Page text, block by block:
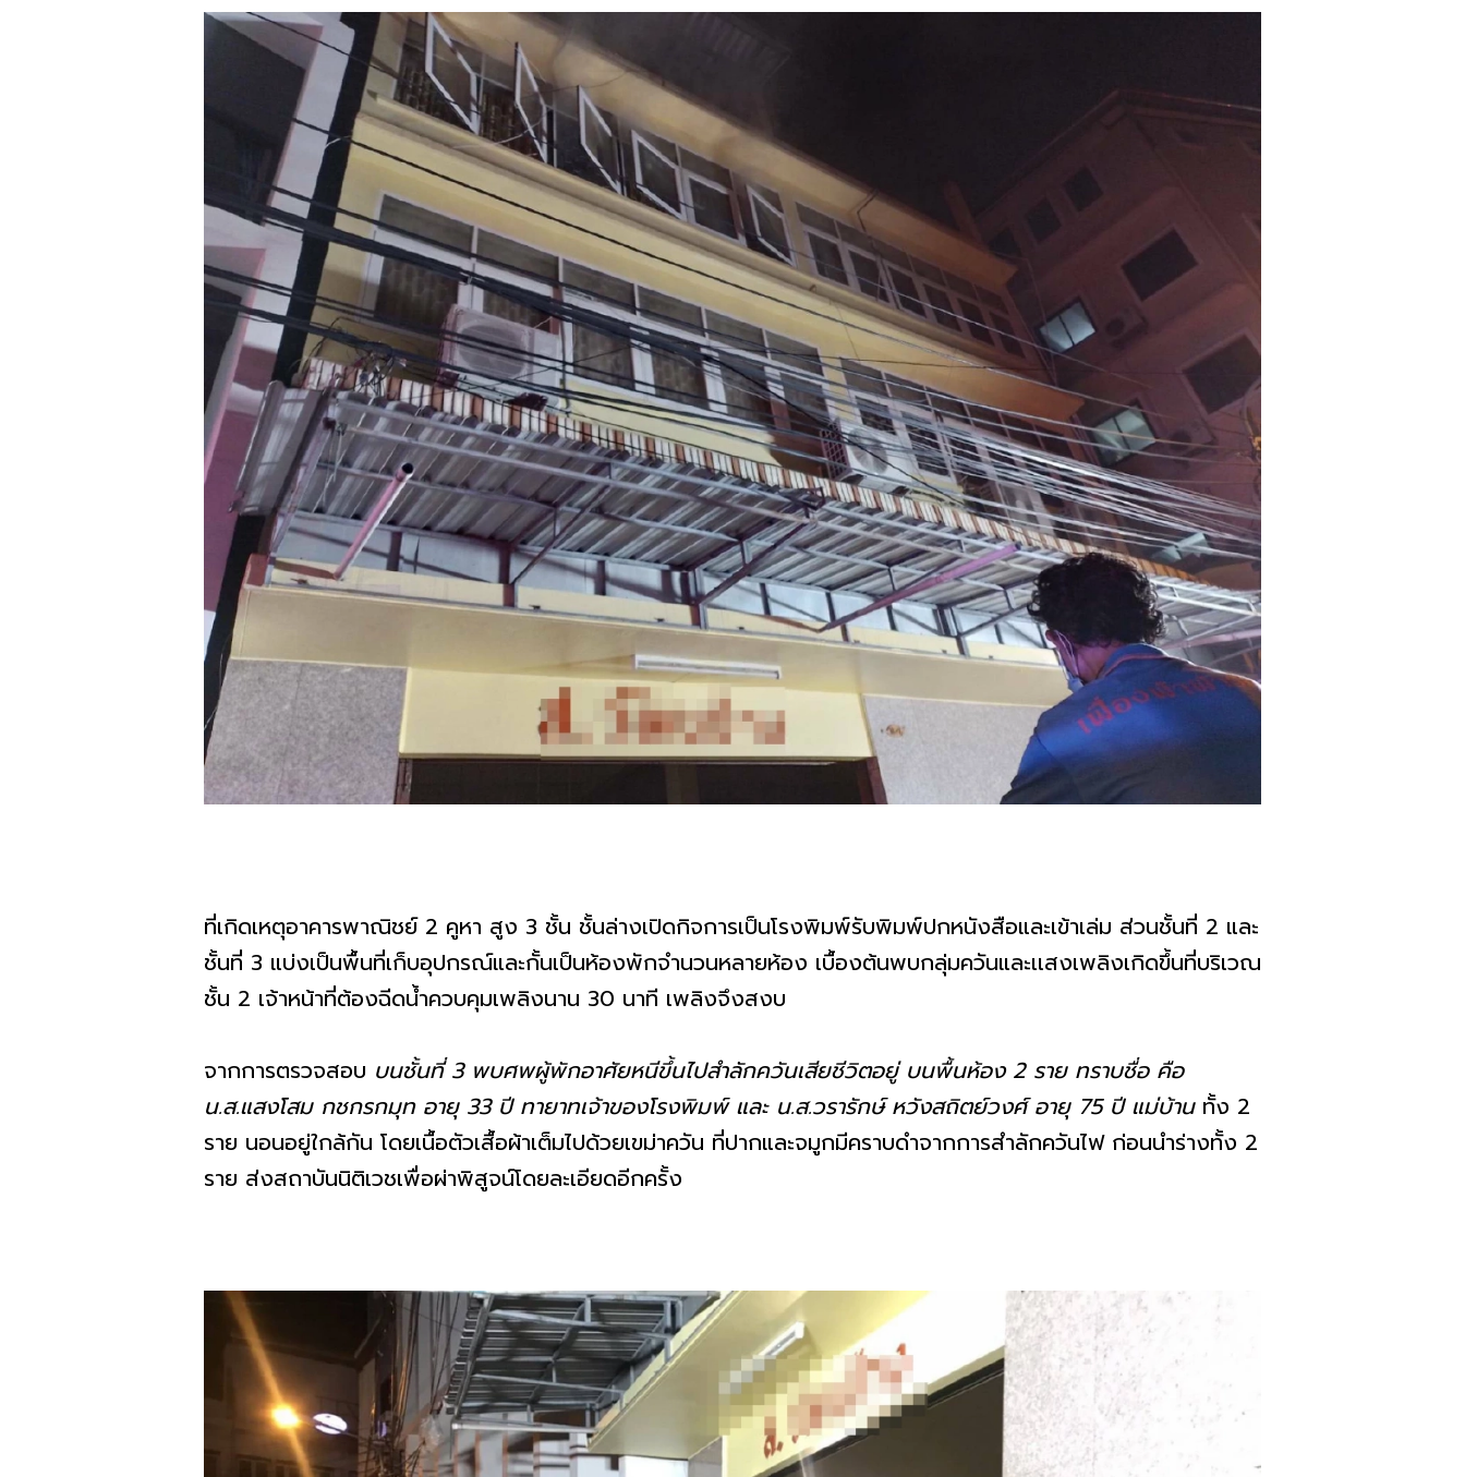
ที่เกิดเหตุอาคารพาณิชย์ 2 คูหา สูง 3 ชั้น ชั้นล่างเปิดกิจการเป็นโรงพิมพ์รับพิมพ์ปกหนังสือและเข้าเล่ม ส่วนชั้นที่ 2 และ
ชั้นที่ 3 แบ่งเป็นพื้นที่เก็บอุปกรณ์และกั้นเป็นห้องพักจำนวนหลายห้อง เบื้องต้นพบกลุ่มควันและเเสงเพลิงเกิดขึ้นที่บริเวณ
ชั้น 2 เจ้าหน้าที่ต้องฉีดน้ำควบคุมเพลิงนาน 30 นาที เพลิงจึงสงบ
จากการตรวจสอบ บนชั้นที่ 3 พบศพผู้พักอาศัยหนีขึ้นไปสำลักควันเสียชีวิตอยู่ บนพื้นห้อง 2 ราย ทราบชื่อ คือ
น.ส.แสงโสม กชกรกมุท อายุ 33 ปี ทายาทเจ้าของโรงพิมพ์ และ น.ส.วรารักษ์ หวังสถิตย์วงศ์ อายุ 75 ปี แม่บ้านทั้ง 2
ราย นอนอยู่ใกล้กัน โดยเนื้อตัวเสื้อผ้าเต็มไปด้วยเขม่าควัน ที่ปากและจมูกมีคราบดำจากการสำลักควันไฟ ก่อนนำร่างทั้ง 2
ราย ส่งสถาบันนิติเวชเพื่อผ่าพิสูจน์โดยละเอียดอีกครั้ง